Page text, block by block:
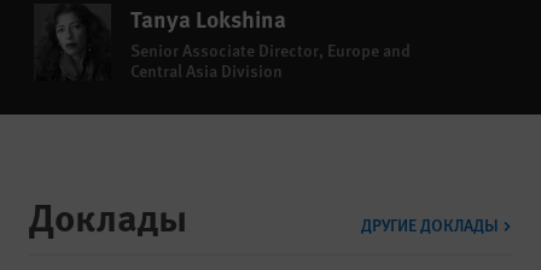
Tanya Lokshina
Senior Associate Director, Europe and
Central Asia Division
Доклады ДРУГИЕ ДОКЛАДЫ